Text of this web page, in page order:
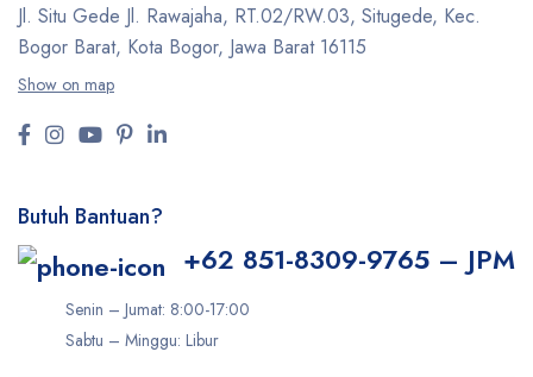
Jl. Situ Gede Jl. Rawajaha, RT.02/RW.03, Situgede, Kec.
Bogor Barat, Kota Bogor, Jawa Barat 16115
Show on map
Butuh Bantuan?
+62 851-8309-9765 – JPM
Senin – Jumat: 8:00-17:00
Sabtu – Minggu: Libur